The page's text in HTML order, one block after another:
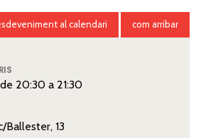
de 20:30 a 21:30
Ballester, 13
al calendari com arribar